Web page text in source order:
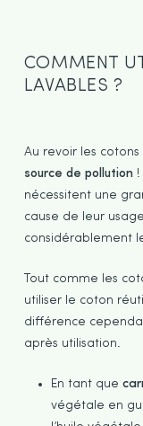
COMMENT
LAVABLES ?
Au revoir les
source de pollution!
nécessitent une
cause de leur
considérablement
Tout comme les
utiliser le coton
différence
après utilisation.
En tant que
végétale en